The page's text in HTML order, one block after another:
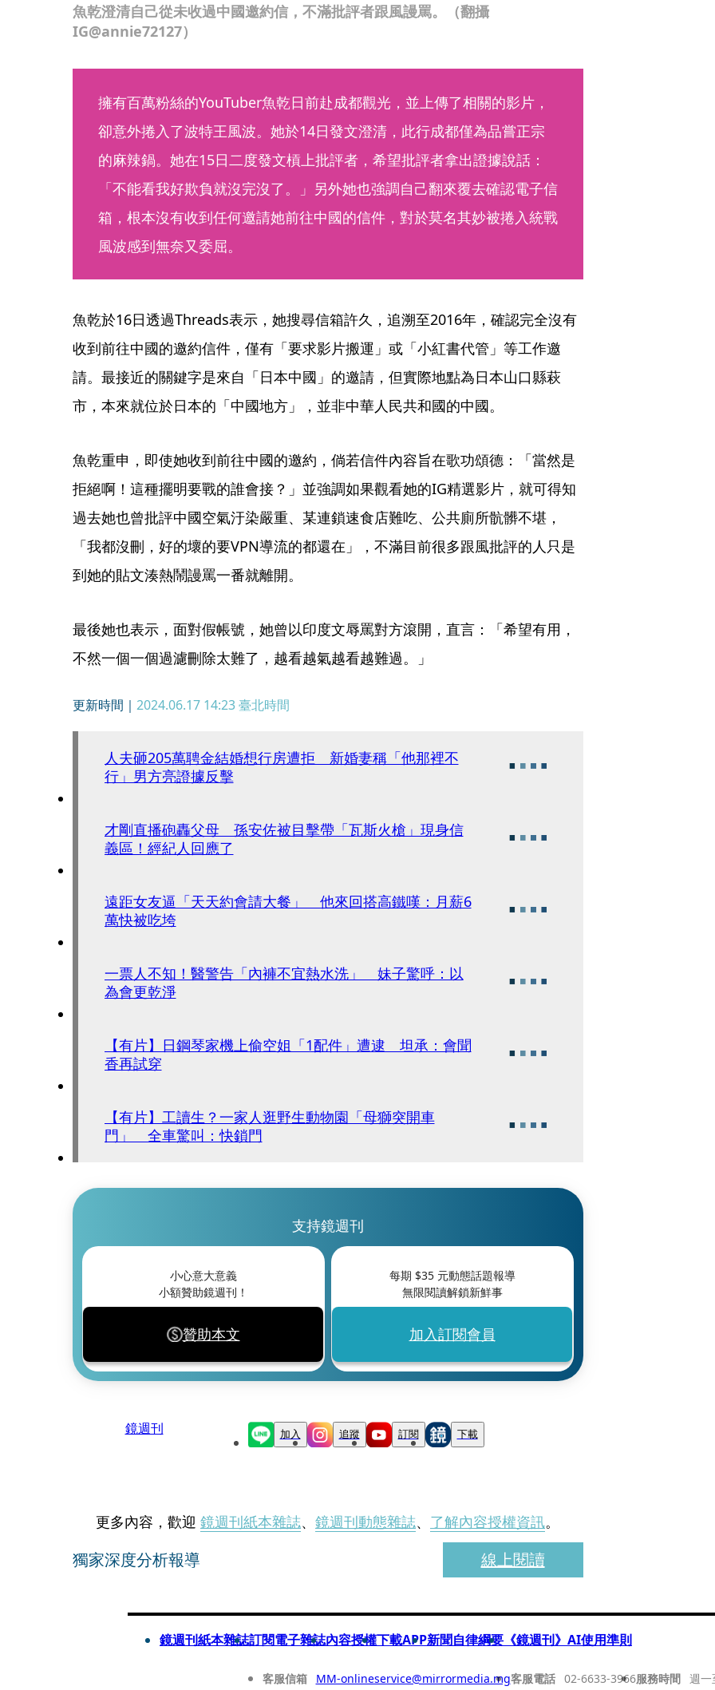
魚乾澄清自己從未收過中國邀約信，不滿批評者跟風謾罵。（翻攝
IG@annie72127）
擁有百萬粉絲的YouTuber魚乾日前赴成都觀光，並上傳了相關的影片，
卻意外捲入了波特王風波。她於14日發文澄清，此行成都僅為品嘗正宗
的麻辣鍋。她在15日二度發文槓上批評者，希望批評者拿出證據說話：
「不能看我好欺負就沒完沒了。」另外她也強調自己翻來覆去確認電子信
箱，根本沒有收到任何邀請她前往中國的信件，對於莫名其妙被捲入統戰
風波感到無奈又委屈。
魚乾於16日透過Threads表示，她搜尋信箱許久，追溯至2016年，確認完全沒有
收到前往中國的邀約信件，僅有「要求影片搬運」或「小紅書代管」等工作邀
請。最接近的關鍵字是來自「日本中國」的邀請，但實際地點為日本山口縣萩
市，本來就位於日本的「中國地方」，並非中華人民共和國的中國。
魚乾重申，即使她收到前往中國的邀約，倘若信件內容旨在歌功頌德：「當然是
拒絕啊！這種擺明要戰的誰會接？」並強調如果觀看她的IG精選影片，就可得知
過去她也曾批評中國空氣汙染嚴重、某連鎖速食店難吃、公共廁所骯髒不堪，
「我都沒刪，好的壞的要VPN導流的都還在」，不滿目前很多跟風批評的人只是
到她的貼文湊熱鬧謾罵一番就離開。
最後她也表示，面對假帳號，她曾以印度文辱罵對方滾開，直言：「希望有用，
不然一個一個過濾刪除太難了，越看越氣越看越難過。」
更新時間｜ 2024.06.17 14:23臺北時間
人夫砸205萬聘金結婚想行房遭拒 新婚妻稱「他那裡不
行」男方亮證據反擊
才剛直播砲轟父母 孫安佐被目擊帶「瓦斯火槍」現身信
義區！經紀人回應了
遠距女友逼「天天約會請大餐」 他來回搭高鐵嘆：月薪6
萬快被吃垮
一票人不知！醫警告「內褲不宜熱水洗」 妹子驚呼：以
為會更乾淨
【有片】日鋼琴家機上偷空姐「1配件」遭逮 坦承：會聞
香再試穿
【有片】工讀生？一家人逛野生動物園「母獅突開車
門」 全車驚叫：快鎖門
支持鏡週刊
小心意大意義
小額贊助鏡週刊！
贊助本文
每期 $35元動態話題報導
無限閱讀解鎖新鮮事
加入訂閱會員
鏡週刊 加入 追蹤 訂閱 下載
更多內容，歡迎 鏡週刊紙本雜誌、 鏡週刊動態雜誌、 了解內容授權資訊。
獨家深度分析報導 線上閱讀
鏡週刊紙本雜誌訂閱電子雜誌內容授權下載APP新聞自律綱要 《鏡週刊》AI使用準則
客服信箱 MM-onlineservice@mirrormedia.mg客服電話 02-6633-3966服務時間 週一